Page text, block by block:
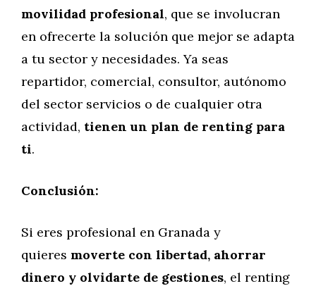
movilidad profesional, que se involucran
en ofrecerte la solución que mejor se adapta
a tu sector y necesidades. Ya seas
repartidor, comercial, consultor, autónomo
del sector servicios o de cualquier otra
actividad, tienen un plan de renting para
ti.
Conclusión:
Si eres profesional en Granada y
quieres moverte con libertad, ahorrar
dinero y olvidarte de gestiones, el renting